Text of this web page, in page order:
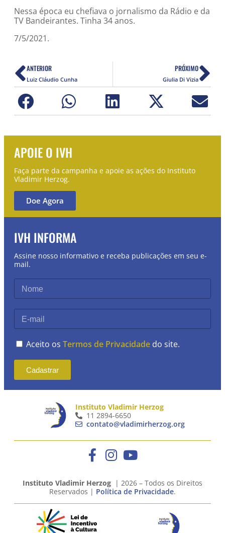
Nessa época eu chefiava o jornalismo da Rádio e da
TV Bandeirantes. Tinha 34 anos.
7/5/2021.
ANTERIOR
Luiz Cláudio Cunha
PRÓXIMO
Giulia Di Vizia
APOIE O IVH
Faça parte da campanha e apoie as ações do Instituto
Vladimir Herzog.
Doe Agora
IVH INFORMA
Assine nosso informativo e receba publicações em seu e-
mail.
Aceito os Termos de Privacidade do site.
Cadastrar
Instituto Vladimir Herzog
11 2894-6650
contato@vladimirherzog.org
Instituto Vladimir Herzog | 2026 – Todos os Direitos
Reservados | Política de Privacidade.